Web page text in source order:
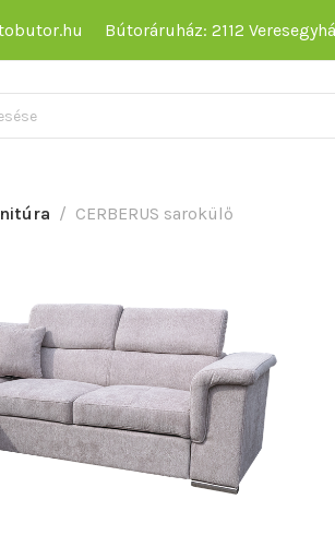
Bútoráruház: 2112
CERBERUS sarokülő